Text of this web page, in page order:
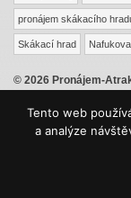
pronájem skákacího
Skákací hrad
© 2026 Pronájem-
Kontaktní formuláře
Ochrana soukromí,
Tento web
a analýze